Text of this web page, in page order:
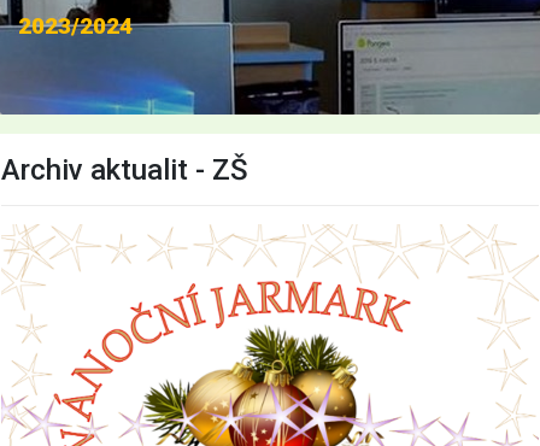
2023/2024
Archiv aktualit - ZŠ